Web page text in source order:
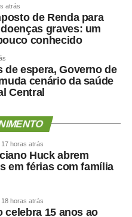
atrás
de Renda para
graves: um
conhecido
de espera, Governo de
cenário da saúde
Central
17 horas atrás
Huck abrem
em férias com família
18 horas atrás
celebra 15 anos ao